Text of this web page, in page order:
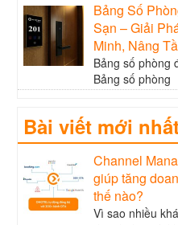
Bảng Số
Sạn – Giải
Minh, Nâng
Bảng số phòng
Bảng số phòng
Bài viết mới
Channel
giúp tăng
thế nào?
Vì sao nhiều